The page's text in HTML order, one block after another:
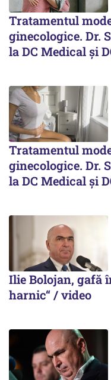
Tratamentul
ginecologice. Dr.
la DC Medical și
Tratamentul
ginecologice. Dr.
la DC Medical și
Ilie Bolojan, gafă
harnic“ / video